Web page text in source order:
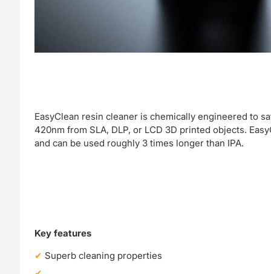
EasyClean resin cleaner is chemically engineered to
420nm from SLA, DLP, or LCD 3D printed objects.
and can be used roughly 3 times longer than IPA.
Key features
Superb cleaning properties